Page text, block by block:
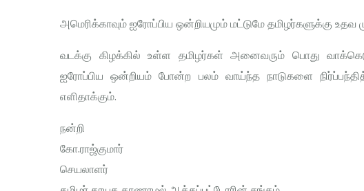
அமெரிக்காவும் ஐரோப்பிய ஒன்றியமும் மட்டுமே தமிழர்களுக்கு உதவ
வடக்கு கிழக்கில் உள்ள தமிழர்கள் அனைவரும் பொது
ஐரோப்பிய ஒன்றியம் போன்ற பலம் வாய்ந்த நாடுகளை
எளிதாக்கும்.
நன்றி
கோ.ராஜ்குமார்
செயலாளர்